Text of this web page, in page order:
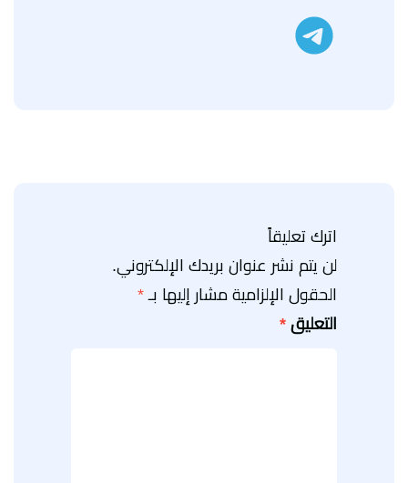
اترك تعليقاً
لن يتم نشر عنوان بريدك الإلكتروني.
الحقول الإلزامية مشار إليها بـ *
التعليق *